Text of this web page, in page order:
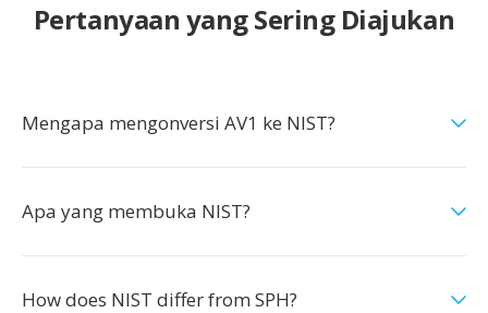
Pertanyaan yang Sering Diajukan
Mengapa mengonversi AV1 ke NIST?
Apa yang membuka NIST?
How does NIST differ from SPH?